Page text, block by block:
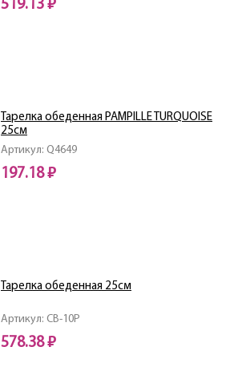
519.13 ₽
Артикул: Q4649
Тарелка обеденная PAMPILLE TURQUOISE
25см
197.18 ₽
Артикул: CB-10P
Тарелка обеденная 25см
578.38 ₽